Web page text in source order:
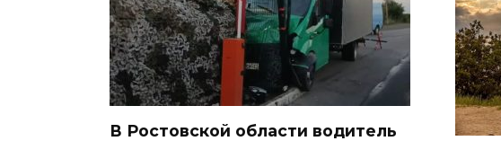
В Ростовской области водитель